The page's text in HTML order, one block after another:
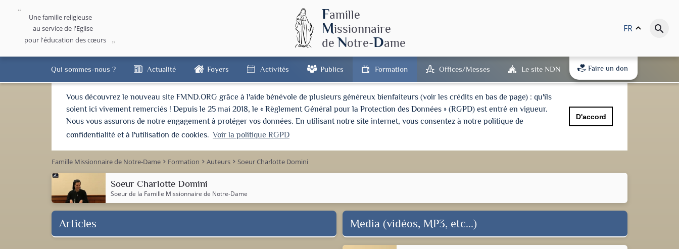
Une famille religieuse
au service de l'Eglise
pour l'éducation des cœurs
Famille
Missionnaire
de Notre-Dame
FR keyboard_arrow_up search
Qui sommes-nous ? Actualité Foyers Activités Publics Formation Offices/Messes Le site NDN Faire un don
Vous découvrez le nouveau site FMND.ORG grâce à l'aide bénévole de plusieurs généreux bienfaiteurs (voir les crédits en bas de page) : qu'ils
soient ici vivement remerciés ! Depuis le 25 mai 2018, le « Règlement Général pour la Protection des Données » (RGPD) est entré en vigueur.
Nous vous assurons de notre engagement à protéger vos données. En utilisant notre site internet, vous consentez à notre politique de
confidentialité et à l'utilisation de cookies. Voir la politique RGPD
D'accord
Famille Missionnaire de Notre-Dame keyboard_arrow_right Formation keyboard_arrow_right Auteurs keyboard_arrow_right Soeur Charlotte Domini
Soeur Charlotte Domini
Soeur de la Famille Missionnaire de Notre-Dame
Articles Media (vidéos, MP3, etc...)